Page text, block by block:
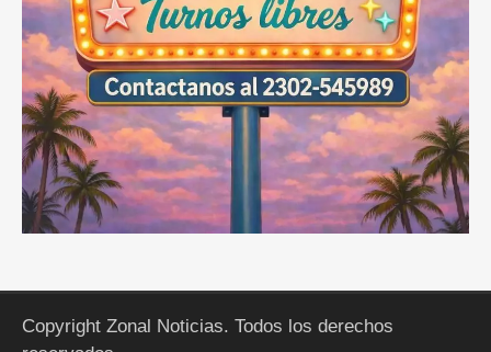
Copyright Zonal Noticias. Todos los derechos